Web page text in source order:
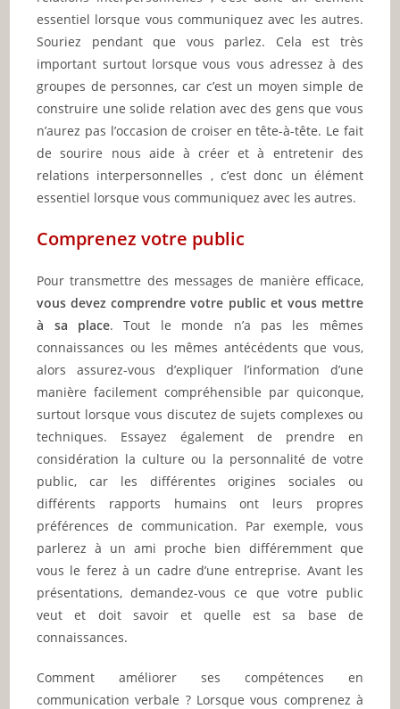
essentiel lorsque vous communiquez avec les autres.
Souriez pendant que vous parlez. Cela est très
important surtout lorsque vous vous adressez à des
groupes de personnes, car c’est un moyen simple de
construire une solide relation avec des gens que vous
n’aurez pas l’occasion de croiser en tête-à-tête. Le fait
de sourire nous aide à créer et à entretenir des
relations interpersonnelles , c’est donc un élément
essentiel lorsque vous communiquez avec les autres.
Comprenez votre public
Pour transmettre des messages de manière efficace,
vous devez comprendre votre public et vous mettre
à sa place. Tout le monde n’a pas les mêmes
connaissances ou les mêmes antécédents que vous,
alors assurez-vous d’expliquer l’information d’une
manière facilement compréhensible par quiconque,
surtout lorsque vous discutez de sujets complexes ou
techniques. Essayez également de prendre en
considération la culture ou la personnalité de votre
public, car les différentes origines sociales ou
différents rapports humains ont leurs propres
préférences de communication. Par exemple, vous
parlerez à un ami proche bien différemment que
vous le ferez à un cadre d’une entreprise. Avant les
présentations, demandez-vous ce que votre public
veut et doit savoir et quelle est sa base de
connaissances.
Comment améliorer ses compétences en
communication verbale ? Lorsque vous comprenez à